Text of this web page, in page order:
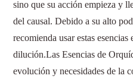
sino que su acción empieza y
del causal. Debido a su alto
recomienda usar estas esencias
dilución.Las Esencias de
evolución y necesidades de la